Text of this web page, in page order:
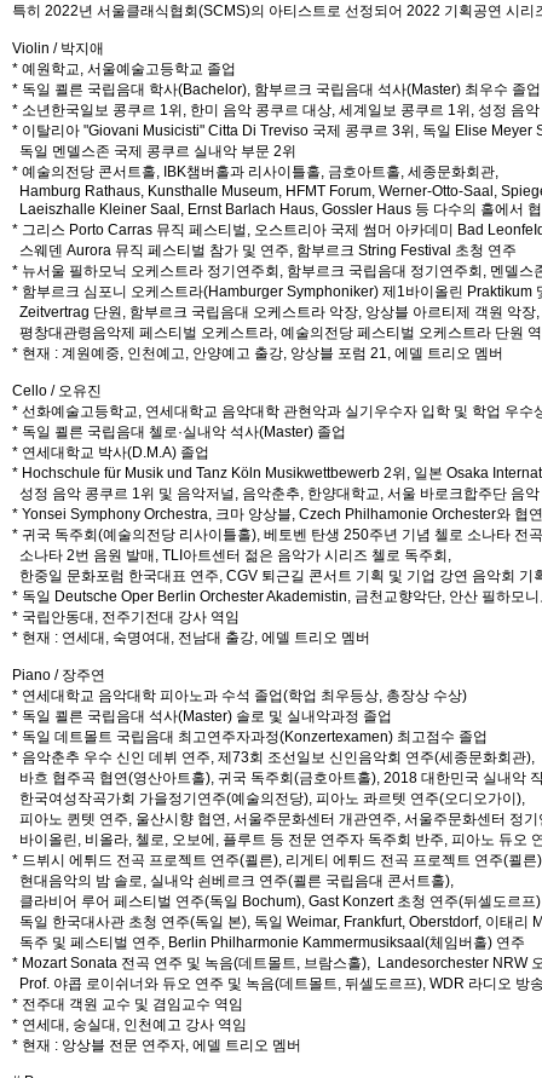
특히 2022년 서울클래식협회(SCMS)의 아티스트로 선정되어 2022 기획공연 시
Violin / 박지애
* 예원학교, 서울예술고등학교 졸업
* 독일 쾰른 국립음대 학사(Bachelor), 함부르크 국립음대 석사(Master) 최우수 졸
* 소년한국일보 콩쿠르 1위, 한미 음악 콩쿠르 대상, 세계일보 콩쿠르 1위, 성정 음
* 이탈리아 "Giovani Musicisti" Citta Di Treviso 국제 콩쿠르 3위, 독일 Elise Meyer
독일 멘델스존 국제 콩쿠르 실내악 부문 2위
* 예술의전당 콘서트홀, IBK챔버홀과 리사이틀홀, 금호아트홀, 세종문화회관,
Hamburg Rathaus, Kunsthalle Museum, HFMT Forum, Werner-Otto-Saal,
Laeiszhalle Kleiner Saal, Ernst Barlach Haus, Gossler Haus 등 다수의 홀에서
* 그리스 Porto Carras 뮤직 페스티벌, 오스트리아 국제 썸머 아카데미 Bad
스웨덴 Aurora 뮤직 페스티벌 참가 및 연주, 함부르크 String Festival 초청 연주
* 뉴서울 필하모닉 오케스트라 정기연주회, 함부르크 국립음대 정기연주회, 멘델
* 함부르크 심포니 오케스트라(Hamburger Symphoniker) 제1바이올린 Praktikum
Zeitvertrag 단원, 함부르크 국립음대 오케스트라 악장, 앙상블 아르티제 객원 악장,
평창대관령음악제 페스티벌 오케스트라, 예술의전당 페스티벌 오케스트라 단원
* 현재 : 계원예중, 인천예고, 안양예고 출강, 앙상블 포럼 21, 에델 트리오 멤버
Cello / 오유진
* 선화예술고등학교, 연세대학교 음악대학 관현악과 실기우수자 입학 및 학업 우수
* 독일 쾰른 국립음대 첼로·실내악 석사(Master) 졸업
* 연세대학교 박사(D.M.A) 졸업
* Hochschule für Musik und Tanz Köln Musikwettbewerb 2위, 일본 Osaka
성정 음악 콩쿠르 1위 및 음악저널, 음악춘추, 한양대학교, 서울 바로크합주단 음
* Yonsei Symphony Orchestra, 크마 앙상블, Czech Philhamonie Orchester와 협연
* 귀국 독주회(예술의전당 리사이틀홀), 베토벤 탄생 250주년 기념 첼로 소나타 전
소나타 2번 음원 발매, TLI아트센터 젊은 음악가 시리즈 첼로 독주회,
한중일 문화포럼 한국대표 연주, CGV 퇴근길 콘서트 기획 및 기업 강연 음악회 기
* 독일 Deutsche Oper Berlin Orchester Akademistin, 금천교향악단, 안산 필하모
* 국립안동대, 전주기전대 강사 역임
* 현재 : 연세대, 숙명여대, 전남대 출강, 에델 트리오 멤버
Piano / 장주연
* 연세대학교 음악대학 피아노과 수석 졸업(학업 최우등상, 총장상 수상)
* 독일 쾰른 국립음대 석사(Master) 솔로 및 실내악과정 졸업
* 독일 데트몰트 국립음대 최고연주자과정(Konzertexamen) 최고점수 졸업
* 음악춘추 우수 신인 데뷔 연주, 제73회 조선일보 신인음악회 연주(세종문화회관),
바흐 협주곡 협연(영산아트홀), 귀국 독주회(금호아트홀), 2018 대한민국 실내악
한국여성작곡가회 가을정기연주(예술의전당), 피아노 콰르텟 연주(오디오가이),
피아노 퀸텟 연주, 울산시향 협연, 서울주문화센터 개관연주, 서울주문화센터 정기
바이올린, 비올라, 첼로, 오보에, 플루트 등 전문 연주자 독주회 반주, 피아노 듀오
* 드뷔시 에튀드 전곡 프로젝트 연주(쾰른), 리게티 에튀드 전곡 프로젝트 연주(쾰른
현대음악의 밤 솔로, 실내악 쇤베르크 연주(쾰른 국립음대 콘서트홀),
클라비어 루어 페스티벌 연주(독일 Bochum), Gast Konzert 초청 연주(뒤셀도르프
독일 한국대사관 초청 연주(독일 본), 독일 Weimar, Frankfurt, Oberstdorf, 이태리
독주 및 페스티벌 연주, Berlin Philharmonie Kammermusiksaal(체임버홀) 연주
* Mozart Sonata 전곡 연주 및 녹음(데트몰트, 브람스홀), Landesorchester NRW
Prof. 야콥 로이쉬너와 듀오 연주 및 녹음(데트몰트, 뒤셀도르프), WDR 라디오 방
* 전주대 객원 교수 및 겸임교수 역임
* 연세대, 숭실대, 인천예고 강사 역임
* 현재 : 앙상블 전문 연주자, 에델 트리오 멤버